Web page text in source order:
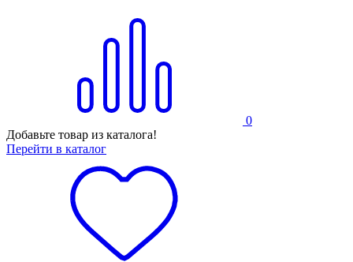
0
Добавьте товар из каталога!
Перейти в каталог